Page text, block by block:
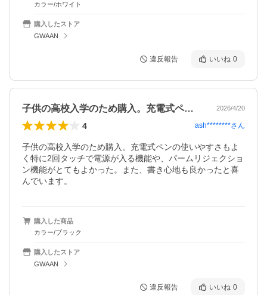
カラー/ホワイト
購入したストア
GWAAN
違反報告 いいね 0
子供の高校入学のため購入。充電式ペンの… 2026/4/20
4 ash********さん
子供の高校入学のため購入。充電式ペンの使いやすさもよ
く特に2回タッチで電源が入る機能や、パームリジェクショ
ン機能がとてもよかった。また、書き心地も良かったと喜
購入した商品
カラー/ブラック
購入したストア
GWAAN
違反報告 いいね 0